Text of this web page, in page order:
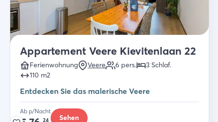
Appartement Veere Kievitenlaan 22
Ferienwohnung Veere 6 pers. 3 Schlaf.
110 m2
Entdecken Sie das malerische Veere
Ab p/Nacht
24 Sehen